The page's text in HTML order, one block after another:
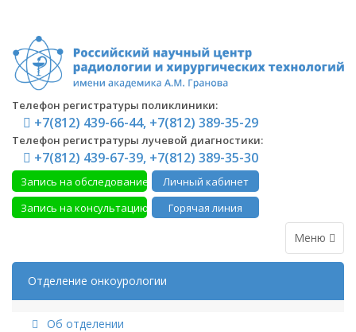
Телефон регистратуры поликлиники:
+7(812) 439-66-44, +7(812) 389-35-29
Телефон регистратуры лучевой диагностики:
+7(812) 439-67-39, +7(812) 389-35-30
Запись на обследование
Личный кабинет
Запись на консультацию
Горячая линия
Меню
Отделение онкоурологии
Об отделении